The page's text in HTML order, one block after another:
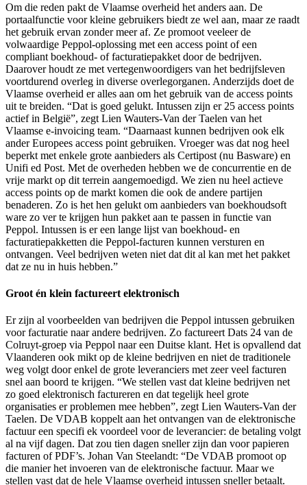
Om die reden pakt de Vlaamse overheid het anders aan. De
portaalfunctie voor kleine gebruikers biedt ze wel aan, maar ze raadt
het gebruik ervan zonder meer af. Ze promoot veeleer de
volwaardige Peppol-oplossing met een access point of een
compliant boekhoud- of facturatiepakket door de bedrijven.
Daarover houdt ze met vertegenwoordigers van het bedrijfsleven
voortdurend overleg in diverse overlegorganen. Anderzijds doet de
Vlaamse overheid er alles aan om het gebruik van de access points
uit te breiden. “Dat is goed gelukt. Intussen zijn er 25 access points
actief in België”, zegt Lien Wauters-Van der Taelen van het
Vlaamse e-invoicing team. “Daarnaast kunnen bedrijven ook elk
ander Europees access point gebruiken. Vroeger was dat nog heel
beperkt met enkele grote aanbieders als Certipost (nu Basware) en
Unifi ed Post. Met de overheden hebben we de concurrentie en de
vrije markt op dit terrein aangemoedigd. We zien nu heel actieve
access points op de markt komen die ook de andere partijen
benaderen. Zo is het hen gelukt om aanbieders van boekhoudsoft
ware zo ver te krijgen hun pakket aan te passen in functie van
Peppol. Intussen is er een lange lijst van boekhoud- en
facturatiepakketten die Peppol-facturen kunnen versturen en
ontvangen. Veel bedrijven weten niet dat dit al kan met het pakket
dat ze nu in huis hebben.”
Groot én klein factureert elektronisch
Er zijn al voorbeelden van bedrijven die Peppol intussen gebruiken
voor facturatie naar andere bedrijven. Zo factureert Dats 24 van de
Colruyt-groep via Peppol naar een Duitse klant. Het is opvallend dat
Vlaanderen ook mikt op de kleine bedrijven en niet de traditionele
weg volgt door enkel de grote leveranciers met zeer veel facturen
snel aan boord te krijgen. “We stellen vast dat kleine bedrijven net
zo goed elektronisch factureren en dat tegelijk heel grote
organisaties er problemen mee hebben”, zegt Lien Wauters-Van der
Taelen. De VDAB koppelt aan het ontvangen van de elektronische
factuur een specifi ek voordeel voor de leverancier: de betaling volgt
al na vijf dagen. Dat zou tien dagen sneller zijn dan voor papieren
facturen of PDF’s. Johan Van Steelandt: “De VDAB promoot op
die manier het invoeren van de elektronische factuur. Maar we
stellen vast dat de hele Vlaamse overheid intussen sneller betaalt.